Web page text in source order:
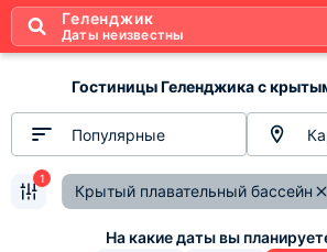
Геленджик
Даты неизвестны
Гостиницы Геленджика с
Популярные
Крытый плавательный бассейн
1